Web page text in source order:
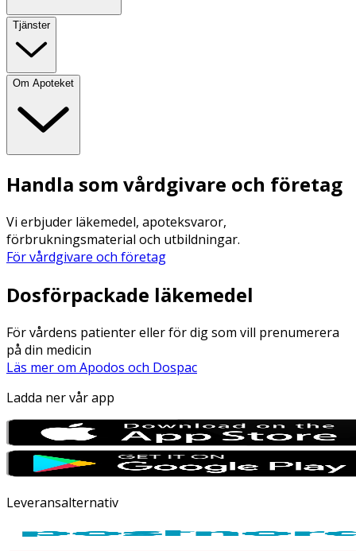
Tjänster
Om Apoteket
Handla som vårdgivare och företag
Vi erbjuder läkemedel, apoteksvaror,
förbrukningsmaterial och utbildningar.
För vårdgivare och företag
Dosförpackade läkemedel
För vårdens patienter eller för dig som vill prenumerera
på din medicin
Läs mer om Apodos och Dospac
Ladda ner vår app
Leveransalternativ